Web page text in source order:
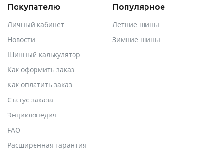
Покупателю
Личный кабинет
Новости
Шинный калькулятор
Как оформить заказ
Как оплатить заказ
Статус заказа
Энциклопедия
FAQ
Расширенная гарантия
Популярное
Летние шины
Зимние шины